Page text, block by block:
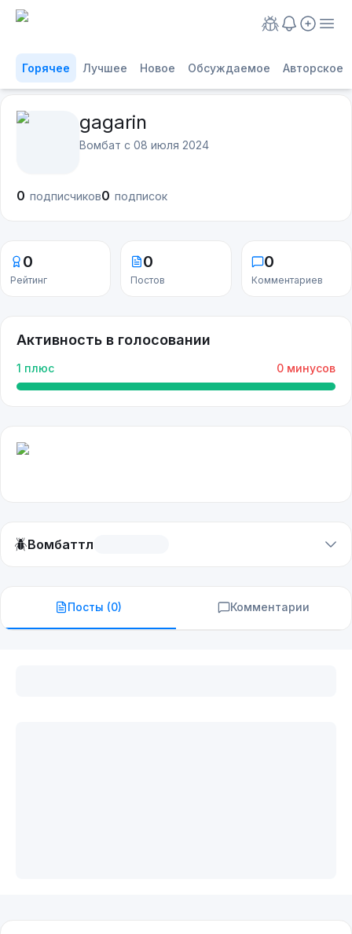
Горячее Лучшее Новое Обсуждаемое Авторское
gagarin
Вомбат с 08 июля 2024
0 подписчиков0 подписок
0
Рейтинг
0
Постов
0
Комментариев
Активность в голосовании
1 плюс 0 минусов
🪲Вомбаттл
Посты (0) Комментарии